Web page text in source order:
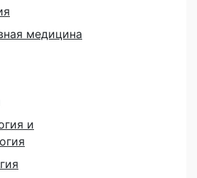
медицина
и